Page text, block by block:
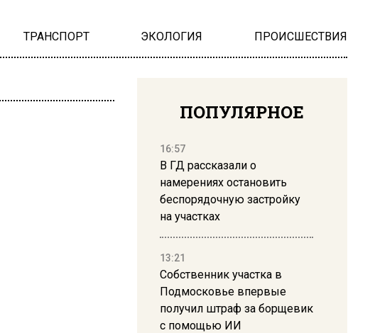
ТРАНСПОРТ ЭКОЛОГИЯ ПРОИСШЕСТВИЯ
ПОПУЛЯРНОЕ
16:57
В ГД рассказали о
намерениях остановить
беспорядочную застройку
на участках
13:21
Собственник участка в
Подмосковье впервые
получил штраф за борщевик
с помощью ИИ